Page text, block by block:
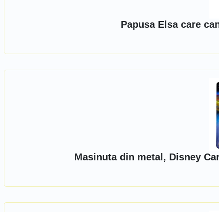
Papusa Elsa care
Masinuta din metal, Disney